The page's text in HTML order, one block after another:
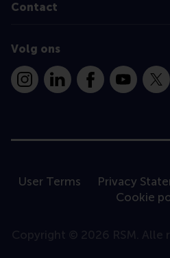
Contact
Volg ons
InstagramLinkedInFacebookYouTube
X
User Terms Privacy
Cookie